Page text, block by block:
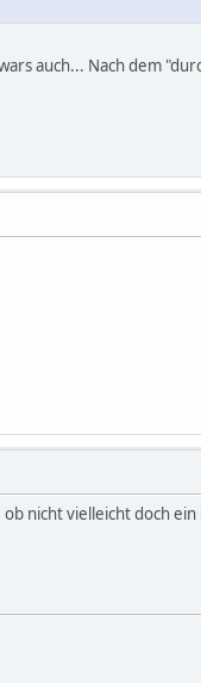
auch... Nach dem
nicht vielleicht doch